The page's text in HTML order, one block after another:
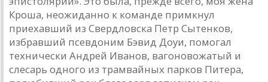
Кроша, неожиданно к команде примкнул
приехавший из Свердловска Петр Сытенков,
избравший псевдоним Бэвид Доуи, помогал
технически Андрей Иванов, вагоновожатый и
слесарь одного из трамвайных парков Питера,